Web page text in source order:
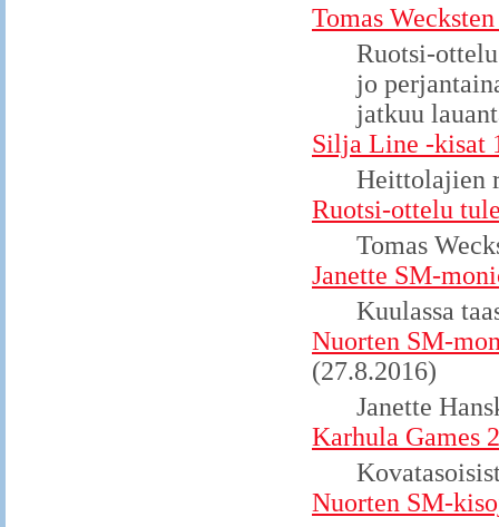
Tomas
Ruotsi-
jo
jatkuu
Silja Line -kisat
Heittolajien
Ruotsi-ottelu
Tomas
Janette SM-
Kuulassa
Nuorten SM-
(27.8.2016)
Janette
Karhula Games
Nuorten SM-